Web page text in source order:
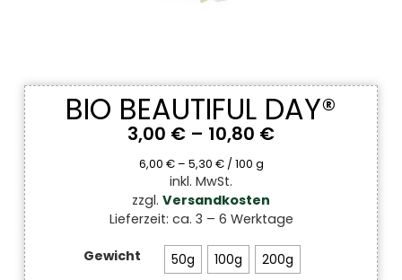
BIO BEAUTIFUL DAY®
3,00 € – 10,80 €
6,00 €– 5,30 €/ 100 g
inkl. MwSt.
zzgl. Versandkosten
Lieferzeit: ca. 3 – 6 Werktage
Gewicht 50g 100g 200g